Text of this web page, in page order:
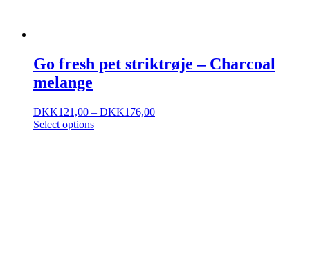
Go fresh pet striktrøje – Charcoal
melange
DKK121,00 – DKK176,00
Select options